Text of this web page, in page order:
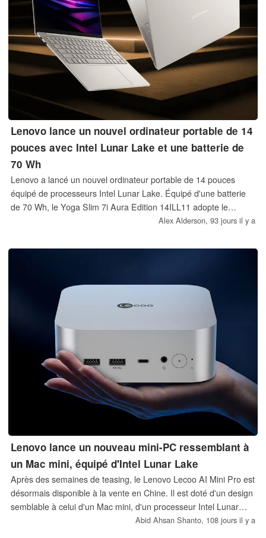
Lenovo lance un nouvel ordinateur portable de 14
pouces avec Intel Lunar Lake et une batterie de
70 Wh
Lenovo a lancé un nouvel ordinateur portable de 14 pouces
équipé de processeurs Intel Lunar Lake. Équipé d'une batterie
de 70 Wh, le Yoga Slim 7i Aura Edition 14ILL11 adopte le
design général de la version Panther Lake de cette année avec
Alex Alderson, 93 jours il y a
Lenovo lance un nouveau mini-PC ressemblant à
un Mac mini, équipé d'Intel Lunar Lake
Après des semaines de teasing, le Lenovo Lecoo AI Mini Pro est
désormais disponible à la vente en Chine. Il est doté d'un design
semblable à celui d'un Mac mini, d'un processeur Intel Lunar
Lake et peut être configuré avec jusqu'à 32 Go de mémoire vive.
Abid Ahsan Shanto, 108 jours il y a